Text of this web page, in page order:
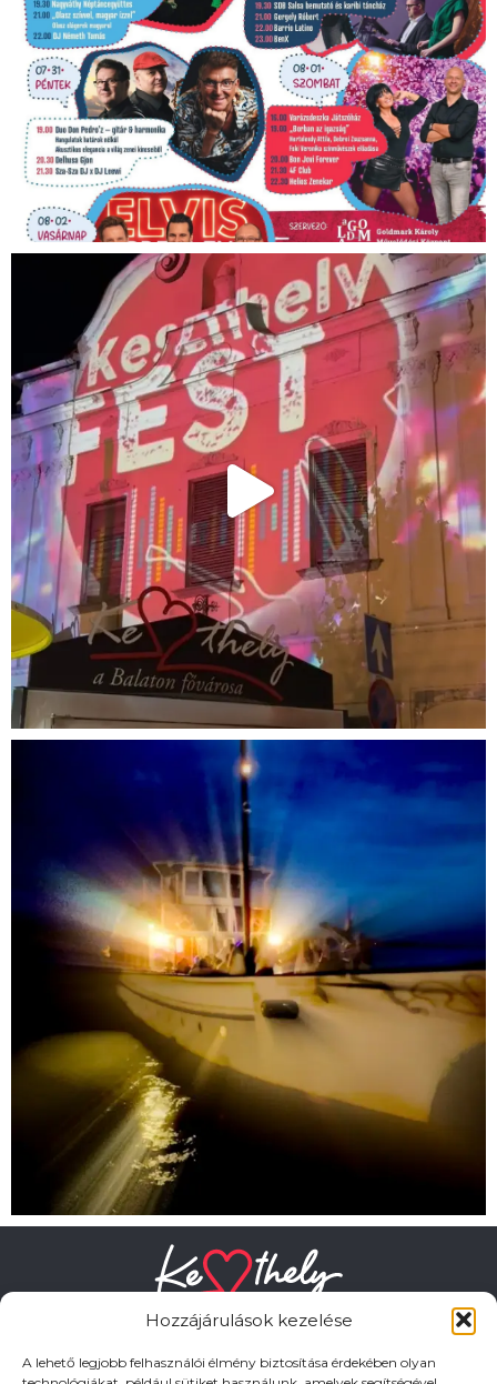
Hozzájárulások kezelése
A lehető legjobb felhasználói élmény biztosítása érdekében olyan